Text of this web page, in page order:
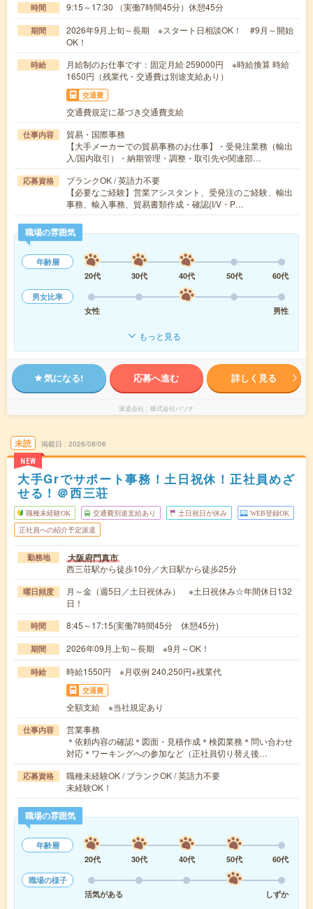
時間 9:15～17:30 （実働7時間45分）休憩45分
期間
2026年9月上旬～長期 ※スタート日相談OK！ #9月～開始
OK！
時給
月給制のお仕事です：固定月給 259000円 ※時給換算 時給
1650円（残業代・交通費は別途支給あり）
交通費
交通費規定に基づき交通費支給
仕事内容
貿易・国際事務
【大手メーカーでの貿易事務のお仕事】・受発注業務（輸出
入/国内取引）・納期管理・調整・取引先や関連部…
応募資格
ブランクOK / 英語力不要
【必要なご経験】営業アシスタント、受発注のご経験、輸出
事務、輸入事務、貿易書類作成・確認(I/V・P…
職場の雰囲気
年齢層
20代
30代 40代 50代
60代
男女比率
女性
男性
もっと見る
気になる! 応募へ進む 詳しく見る
派遣会社 株式会社パソナ
未読
NEW
掲載日 2026/08/06
大手Grでサポート事務！土日祝休！正社員めざ
せる！＠西三荘
職種未経験OK 交通費別途支給あり 土日祝日が休み WEB登録OK
正社員への紹介予定派遣
勤務地 大阪府門真市
西三荘駅から徒歩10分／大日駅から徒歩25分
曜日頻度
月～金（週5日／土日祝休み） ※土日祝休み☆年間休日132
日！
時間 8:45～17:15(実働7時間45分 休憩45分)
期間 2026年09月上旬～長期 ※9月～OK！
時給 時給1550円 ※月収例 240,250円+残業代
交通費
全額支給 ※当社規定あり
仕事内容
営業事務
＊依頼内容の確認＊図面・見積作成＊検図業務＊問い合わせ
対応＊ワーキングへの参加など（正社員切り替え後…
応募資格
職種未経験OK / ブランクOK / 英語力不要
未経験OK！
職場の雰囲気
年齢層
20代
30代 40代 50代
60代
職場の様子
活気がある
しずか